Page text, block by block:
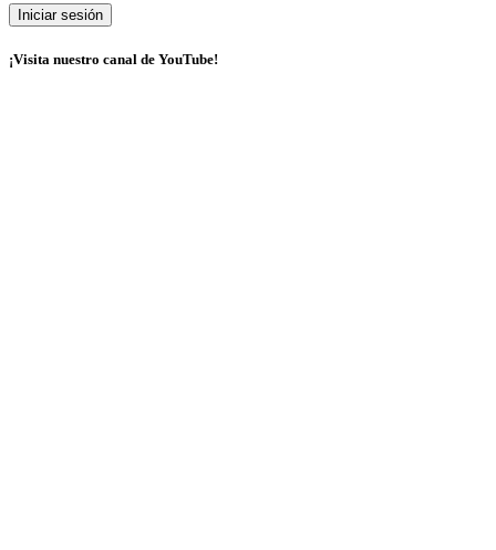
¡Visita nuestro canal de YouTube!